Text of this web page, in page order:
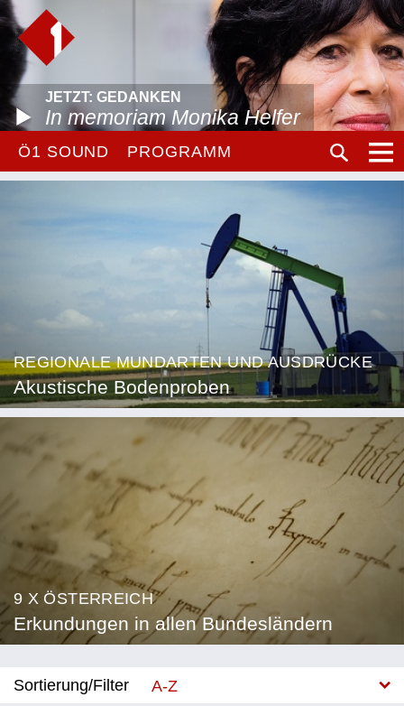
JETZT: GEDANKEN
In memoriam Monika Helfer
Ö1 SOUND PROGRAMM
REGIONALE MUNDARTEN UND AUSDRÜCKE
Akustische Bodenproben
9 X ÖSTERREICH
Erkundungen in allen Bundesländern
Sortierung/Filter
A-Z